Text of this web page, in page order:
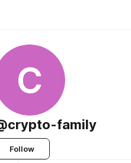
C
family
Follow